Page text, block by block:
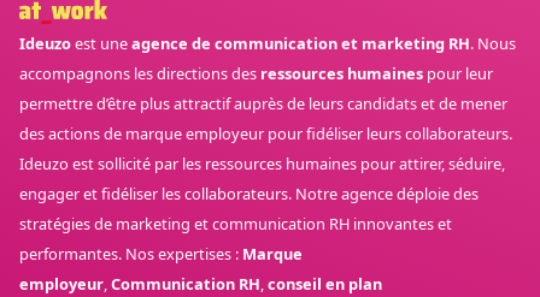
Ideuzoest uneagence de communication et marketing RH. Nous
accompagnons les directions des ressources humaines pour leur
permettre d’être plus attractif auprès de leurs candidats et de mener
des actions de marque employeur pour fidéliser leurs collaborateurs.
Ideuzo est sollicité par les ressources humaines pour attirer, séduire,
engager et fidéliser les collaborateurs. Notre agence déploie des
stratégies de marketing et communication RH innovantes et
performantes. Nos expertises : Marque
employeur,Communication RH,conseil en plan